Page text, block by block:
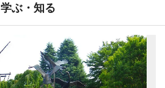
学ぶ・知る